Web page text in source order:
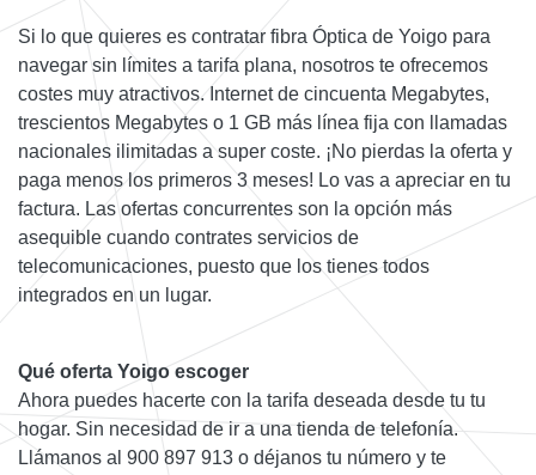
Si lo que quieres es contratar fibra Óptica de Yoigo para
navegar sin límites a tarifa plana, nosotros te ofrecemos
costes muy atractivos. Internet de cincuenta Megabytes,
trescientos Megabytes o 1 GB más línea fija con llamadas
nacionales ilimitadas a super coste. ¡No pierdas la oferta y
paga menos los primeros 3 meses! Lo vas a apreciar en tu
factura. Las ofertas concurrentes son la opción más
asequible cuando contrates servicios de
telecomunicaciones, puesto que los tienes todos
integrados en un lugar.
Qué oferta Yoigo escoger
Ahora puedes hacerte con la tarifa deseada desde tu tu
hogar. Sin necesidad de ir a una tienda de telefonía.
Llámanos al 900 897 913 o déjanos tu número y te